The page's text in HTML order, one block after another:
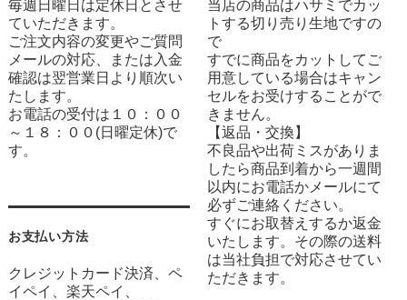
毎週日曜日は定休日とさせ
ていただきます。
ご注文内容の変更やご質問
メールの対応、または入金
確認は翌営業日より順次い
たします。
お電話の受付は１０：００
～１８：００(日曜定休)で
す。
お支払い方法
クレジットカード決済、ペ
イペイ、楽天ペイ、
当店の商品はハサミでカッ
トする切り売り生地ですの
で
すでに商品をカットしてご
用意している場合はキャン
セルをお受けすることがで
きません。
【返品・交換】
不良品や出荷ミスがありま
したら商品到着から一週間
以内にお電話かメールにて
必ずご連絡ください。
すぐにお取替えするか返金
いたします。その際の送料
は当社負担で対応させてい
ただきます。